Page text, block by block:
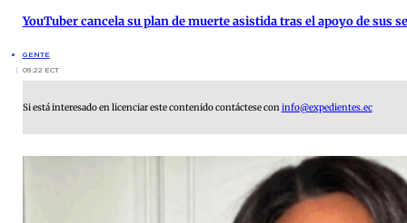
YouTuber cancela su plan de muerte asistida tras el apoyo de sus
GENTE
09:22 ECT
Si está interesado en licenciar este contenido contáctese con info@expedientes.ec